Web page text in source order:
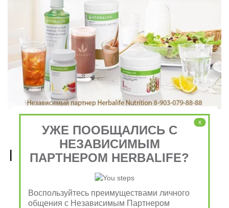
Рецепты, приготовленные
из продуктов Гербалайф
Nutrition
x
УЖЕ ПООБЩАЛИСЬ С
НЕЗАВИСИМЫМ
ПАРТНЕРОМ HERBALIFE?
Воспользуйтесь преимуществами личного
общения с Независимым Партнером